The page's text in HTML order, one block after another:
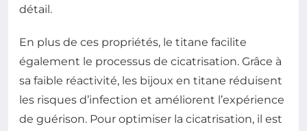
détail.
En plus de ces propriétés, le titane facilite
également le processus de cicatrisation. Grâce à
sa faible réactivité, les bijoux en titane réduisent
les risques d’infection et améliorent l’expérience
de guérison. Pour optimiser la cicatrisation, il est